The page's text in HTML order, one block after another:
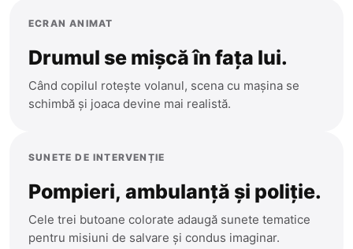
ECRAN ANIMAT
Drumul se mișcă în fața lui.
Când copilul rotește volanul, scena cu mașina se
schimbă și joaca devine mai realistă.
SUNETE DE INTERVENȚIE
Pompieri, ambulanță și poliție.
Cele trei butoane colorate adaugă sunete tematice
pentru misiuni de salvare și condus imaginar.
Toate
Anenii Noi
Cahul
Calarasi